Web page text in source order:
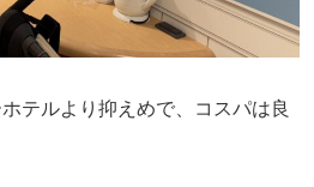
テルより抑えめで、コスパは良